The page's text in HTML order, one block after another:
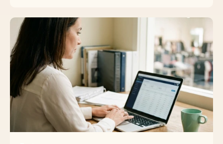
de traitement, selon Forrester 2026). Ce comparatif passe en revue 8
outils pertinents pour les PME françaises et le positionnement de Libeo
dans ce paysage en mouvement.